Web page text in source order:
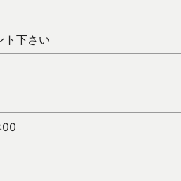
ト下さい